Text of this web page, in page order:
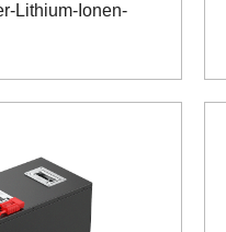
Lithium-Ionen-